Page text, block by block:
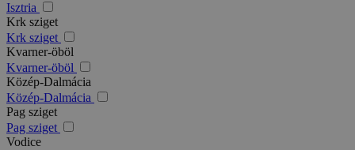
Isztria
Krk sziget
Krk sziget
Kvarner-öböl
Kvarner-öböl
Közép-Dalmácia
Közép-Dalmácia
Pag sziget
Pag sziget
Vodice